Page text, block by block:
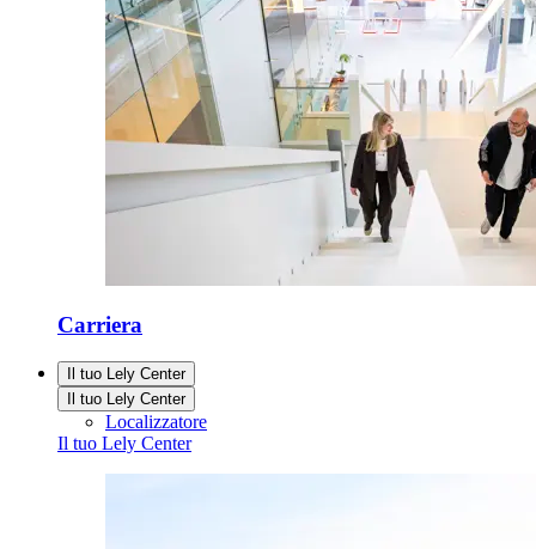
Carriera
Il tuo Lely Center
Il tuo Lely Center
Localizzatore
Il tuo Lely Center